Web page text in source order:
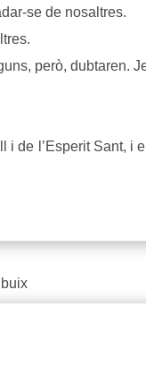
se de nosaltres.
però, dubtaren.
de l’Esperit Sant, i